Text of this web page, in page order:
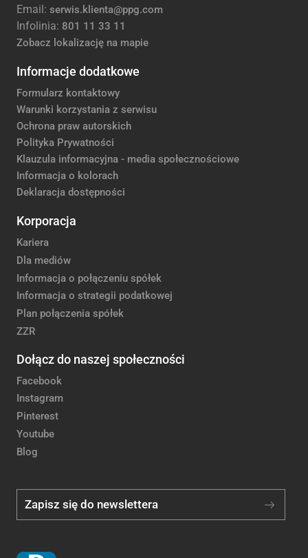
Email: serwis.klienta@ppg.com
Infolinia: 801 11 33 11
Zobacz lokalizację na mapie
Informacje dodatkowe
Formularz kontaktowy
Warunki korzystania z serwisu
Ochrona praw autorskich
Polityka Prywatności
Klauzula informacyjna - media społecznościowe
Informacja o kolorach
Deklaracja dostępności
Korporacja
Kariera
Dla mediów
Informacja o połączeniu spółek
Informacja o strategii podatkowej
Plan połączenia spółek
ZZR
Dołącz do naszej społeczności
Facebook
Instagram
Pinterest
Youtube
Blog
Zapisz się do newslettera